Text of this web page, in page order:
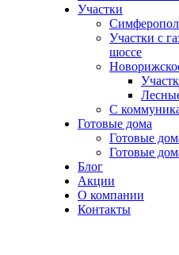
Участки
Участки с
шоссе
С
Готовые дома
Готовые
Готовые
Блог
Акции
О компании
Контакты